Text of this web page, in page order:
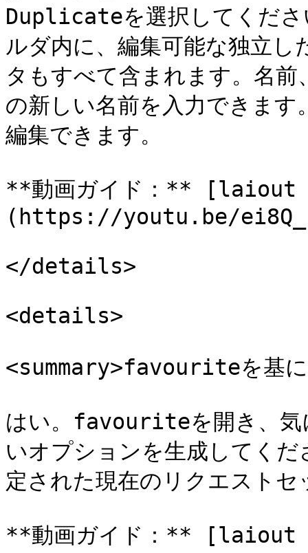
Duplicateを選択してくだ
ルダ内に、編集可能な独立
タもすべて含まれます。名
の新しい名前を入力できま
編集できます。
**動画ガイド：** [laiout
(https://youtu.be/
</details>
<details>
<summary>favouriteを基に
はい。favouriteを開き、気
いオプションを生成してく
定された現在のリクエスト
**動画ガイド：** [laiout